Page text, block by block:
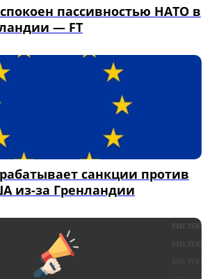
пассивностью НАТО в
— FT
санкции против
из-за Гренландии